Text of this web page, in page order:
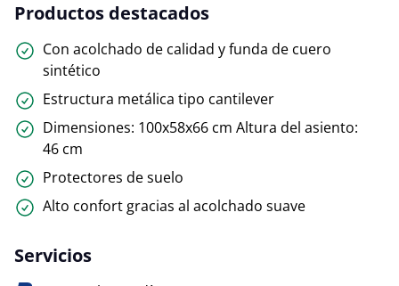
Productos destacados
Con acolchado de calidad y funda de cuero
sintético
Estructura metálica tipo cantilever
Dimensiones: 100x58x66 cm Altura del asiento:
46 cm
Protectores de suelo
Alto confort gracias al acolchado suave
Servicios